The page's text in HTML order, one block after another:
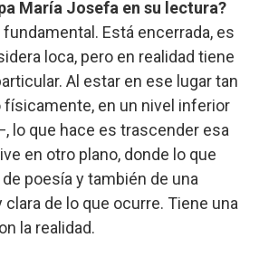
María Josefa en su lectura?
Está encerrada, es
loca, pero en realidad tiene
Al estar en ese lugar tan
en un nivel inferior
lo que hace es trascender esa
en otro plano, donde lo que
poesía y también de una
de lo que ocurre. Tiene una
la realidad.